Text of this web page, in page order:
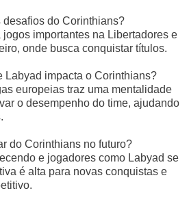
do Corinthians?
importantes na Libertadores e
onde busca conquistar títulos.
Labyad impacta o Corinthians?
europeias traz uma mentalidade
o desempenho do time, ajudando
do Corinthians no futuro?
e jogadores como Labyad se
é alta para novas conquistas e